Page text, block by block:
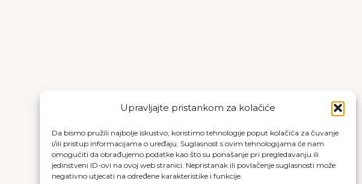
Upravljajte pristankom za kolačiće
Da bismo pružili najbolje iskustvo, koristimo tehnologije poput kolačića za čuvanje
i/ili pristup informacijama o uređaju. Suglasnost s ovim tehnologijama će nam
omogućiti da obrađujemo podatke kao što su ponašanje pri pregledavanju ili
jedinstveni ID-ovi na ovoj web stranici. Nepristanak ili povlačenje suglasnosti može
negativno utjecati na određene karakteristike i funkcije.